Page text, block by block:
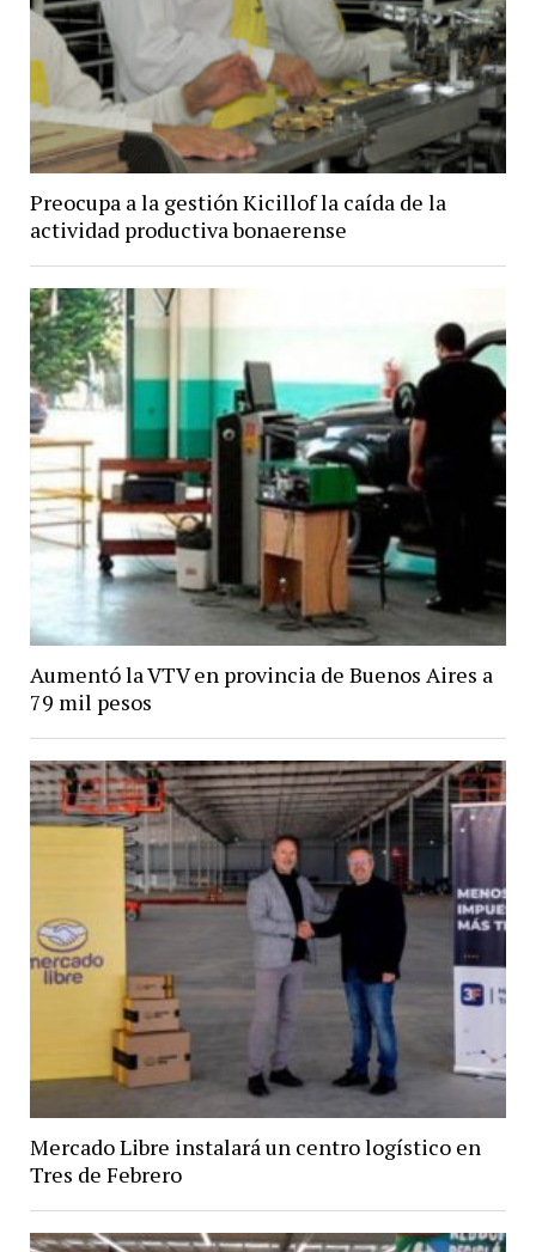
Preocupa a la gestión Kicillof la caída de la
actividad productiva bonaerense
Aumentó la VTV en provincia de Buenos Aires a
79 mil pesos
Mercado Libre instalará un centro logístico en
Tres de Febrero